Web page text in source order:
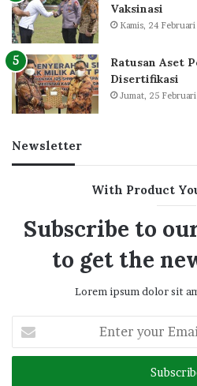
Vaksinasi
Kamis, 24
Ratusan Aset
Disertifikasi
Jumat, 25
Newsletter
With Product
Subscribe to
to get the
Lorem ipsum dolor sit
your
Email